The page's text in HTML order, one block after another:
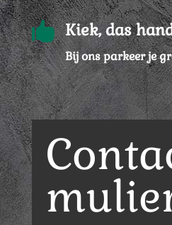
 Kiek, das
Bij ons parkeer je